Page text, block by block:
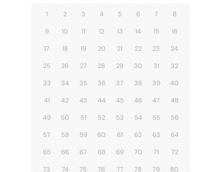
1 2 3 4 5 6 7 8
9 10 11 12 13 14 15 16
17 18 19 20 21 22 23 24
25 26 27 28 29 30 31 32
33 34 35 36 37 38 39 40
41 42 43 44 45 46 47 48
49 50 51 52 53 54 55 56
57 58 59 60 61 62 63 64
65 66 67 68 69 70 71 72
73 74 75 76 77 78 79 80